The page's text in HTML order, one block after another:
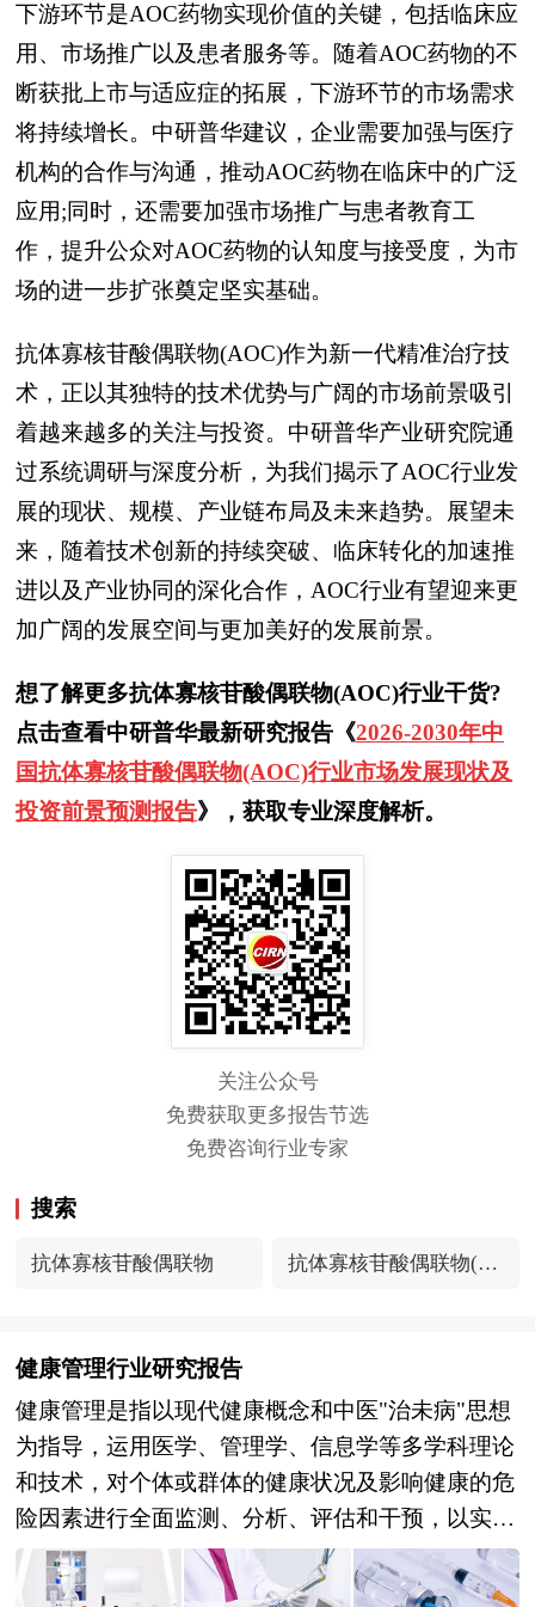
下游环节是AOC药物实现价值的关键，包括临床应
用、市场推广以及患者服务等。随着AOC药物的不
断获批上市与适应症的拓展，下游环节的市场需求
将持续增长。中研普华建议，企业需要加强与医疗
机构的合作与沟通，推动AOC药物在临床中的广泛
应用;同时，还需要加强市场推广与患者教育工
作，提升公众对AOC药物的认知度与接受度，为市
场的进一步扩张奠定坚实基础。
抗体寡核苷酸偶联物(AOC)作为新一代精准治疗技
术，正以其独特的技术优势与广阔的市场前景吸引
着越来越多的关注与投资。中研普华产业研究院通
过系统调研与深度分析，为我们揭示了AOC行业发
展的现状、规模、产业链布局及未来趋势。展望未
来，随着技术创新的持续突破、临床转化的加速推
进以及产业协同的深化合作，AOC行业有望迎来更
加广阔的发展空间与更加美好的发展前景。
想了解更多抗体寡核苷酸偶联物(AOC)行业干货?
点击查看中研普华最新研究报告《2026-2030年中
国抗体寡核苷酸偶联物(AOC)行业市场发展现状及
投资前景预测报告》，获取专业深度解析。
关注公众号
免费获取更多报告节选
免费咨询行业专家
搜索
抗体寡核苷酸偶联物 抗体寡核苷酸偶联物(A
健康管理行业研究报告
健康管理是指以现代健康概念和中医"治未病"思想
为指导，运用医学、管理学、信息学等多学科理论
和技术，对个体或群体的健康状况及影响健康的危
险因素进行全面监测、分析、评估和干预，以实现
预防疾病、促进健康、提高生命质量的系统性服务
活动。从产业范畴看，健康管理涵盖健康体检、健